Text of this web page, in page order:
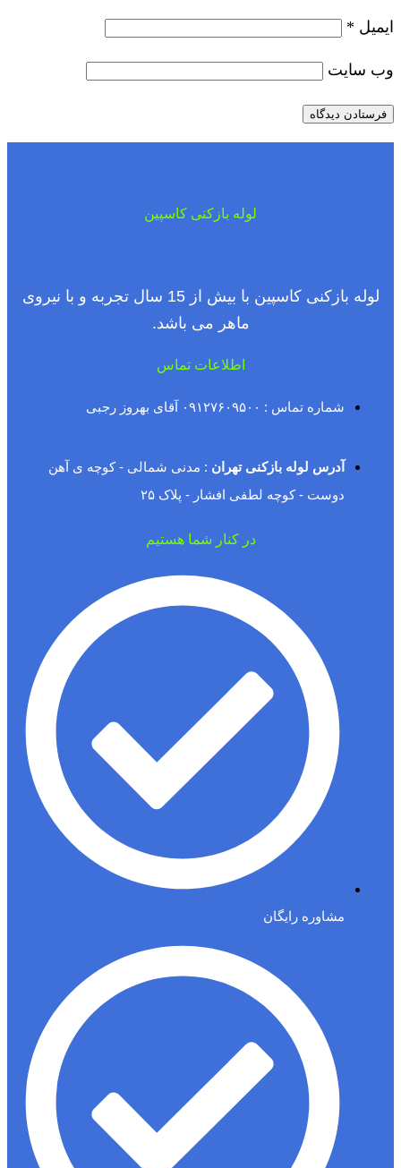
ایمیل *
وب‌ سایت
لوله بازکنی کاسپین
لوله بازکنی کاسپین با بیش از 15 سال تجربه و با نیروی
ماهر می باشد.
اطلاعات تماس
شماره تماس : ۰۹۱۲۷۶۰۹۵۰۰ آقای بهروز رجبی
آدرس لوله بازکنی تهران : مدنی شمالی - کوچه ی آهن
دوست - کوچه لطفی افشار - پلاک ۲۵
در کنار شما هستیم
مشاوره رایگان